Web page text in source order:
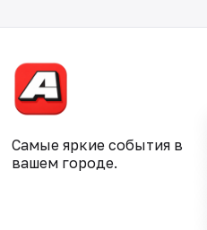
Самые яркие события в
вашем городе.